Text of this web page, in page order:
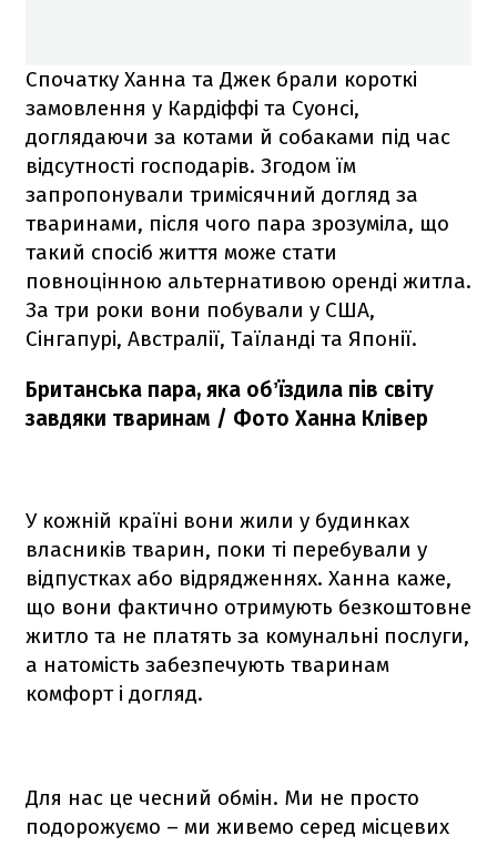
Спочатку Ханна та Джек брали короткі
замовлення у Кардіффі та Суонсі,
доглядаючи за котами й собаками під час
відсутності господарів. Згодом їм
запропонували тримісячний догляд за
тваринами, після чого пара зрозуміла, що
такий спосіб життя може стати
повноцінною альтернативою оренді житла.
За три роки вони побували у США,
Сінгапурі, Австралії, Таїланді та Японії.
Британська пара, яка обʼїздила пів світу
завдяки тваринам / Фото Ханна Клівер
У кожній країні вони жили у будинках
власників тварин, поки ті перебували у
відпустках або відрядженнях. Ханна каже,
що вони фактично отримують безкоштовне
житло та не платять за комунальні послуги,
а натомість забезпечують тваринам
комфорт і догляд.
Для нас це чесний обмін. Ми не просто
подорожуємо – ми живемо серед місцевих